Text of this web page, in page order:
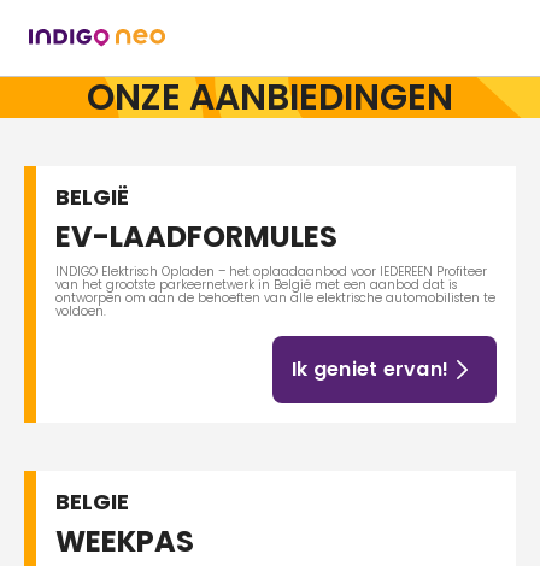
ONZE AANBIEDINGEN
BELGIË
EV-LAADFORMULES
INDIGO Elektrisch Opladen – het oplaadaanbod voor IEDEREEN Profiteer
van het grootste parkeernetwerk in België met een aanbod dat is
ontworpen om aan de behoeften van alle elektrische automobilisten te
voldoen.
Ik geniet ervan!
BELGIE
WEEKPAS